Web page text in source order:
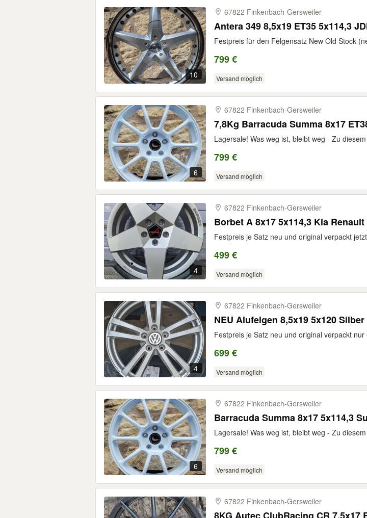
10
67822 Finkenbach-​Gersweiler
Antera 349 8,5x19 ET35 5x114,3
Festpreis für den Felgensatz New Old Stock
799 €
Versand möglich
6
67822 Finkenbach-​Gersweiler
7,8Kg Barracuda Summa 8x17
Lagersale! Was weg ist, bleibt weg - Zu
799 €
Versand möglich
4
67822 Finkenbach-​Gersweiler
Borbet A 8x17 5x114,3 Kia
Festpreis je Satz neu und original verpackt
499 €
Versand möglich
4
67822 Finkenbach-​Gersweiler
NEU Alufelgen 8,5x19 5x120
Festpreis je Satz neu und original verpackt
699 €
Versand möglich
6
67822 Finkenbach-​Gersweiler
Barracuda Summa 8x17 5x114,3
Lagersale! Was weg ist, bleibt weg - Zu
799 €
Versand möglich
67822 Finkenbach-​Gersweiler